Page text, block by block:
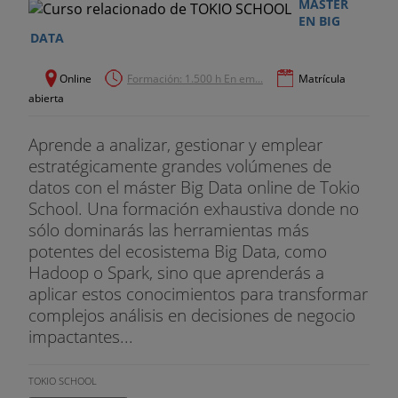
- Escribir código para que sea ejecutado en la GPU.
- Exponer y expresar paralelismo de datos con
CUDA en aplicaciones escritas en C.
- Analizar cuándo merece la pena portar un código
- Gestionar la memoria en la GPU y optimizar la
transferencia de datos utilizando prebúsqueda
asíncrona.
- Utilizar los profilers para optimizar las
aplicaciones paralelas.
- Emplear streams para combinar paralelismo de
tareas y paralelismo de datos.
plataformas Nvidia
MÁSTER
EN BIG
DATA
Online Formación: 1.500 h En em...
Matrícula
abierta
Aprende a analizar, gestionar y emplear
estratégicamente grandes volúmenes de
datos con el máster Big Data online de Tokio
School. Una formación exhaustiva donde no
sólo dominarás las herramientas más
potentes del ecosistema Big Data, como
Hadoop o Spark, sino que aprenderás a
aplicar estos conocimientos para transformar
complejos análisis en decisiones de negocio
impactantes...
TOKIO SCHOOL